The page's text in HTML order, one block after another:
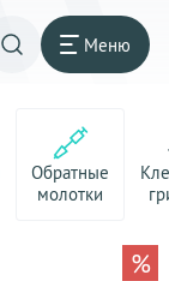
Меню
Обратные
молотки
%